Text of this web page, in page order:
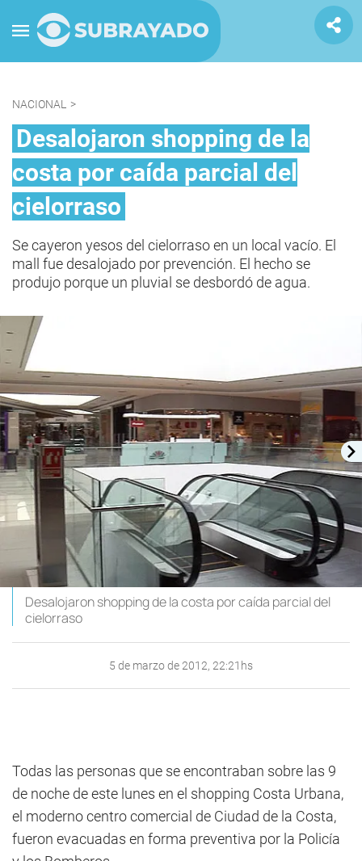
NACIONAL >
Desalojaron shopping de la
costa por caída parcial del
cielorraso
Se cayeron yesos del cielorraso en un local vacío. El
mall fue desalojado por prevención. El hecho se
produjo porque un pluvial se desbordó de agua.
Desalojaron shopping de la costa por caída parcial del
cielorraso
5 de marzo de 2012, 22:21hs
Todas las personas que se encontraban sobre las 9
de noche de este lunes en el shopping Costa Urbana,
el moderno centro comercial de Ciudad de la Costa,
fueron evacuadas en forma preventiva por la Policía